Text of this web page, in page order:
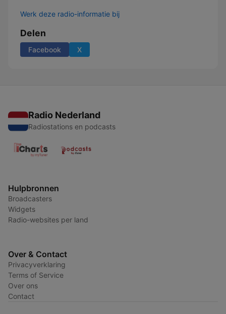
Werk deze radio-informatie bij
Delen
Facebook X
Radio Nederland
Radiostations en podcasts
Hulpbronnen
Broadcasters
Widgets
Radio-websites per land
Over & Contact
Privacyverklaring
Terms of Service
Over ons
Contact